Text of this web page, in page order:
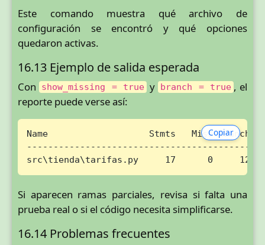
Este comando muestra qué archivo de
configuración se encontró y qué opciones
quedaron activas.
16.13 Ejemplo de salida esperada
Con show_missing = true y branch = true , el
reporte puede verse así:
Copiar
Name                   Stmts   Miss Branch
src\tienda\tarifas.py     17      0     12
Si aparecen ramas parciales, revisa si falta una
prueba real o si el código necesita simplificarse.
16.14 Problemas frecuentes